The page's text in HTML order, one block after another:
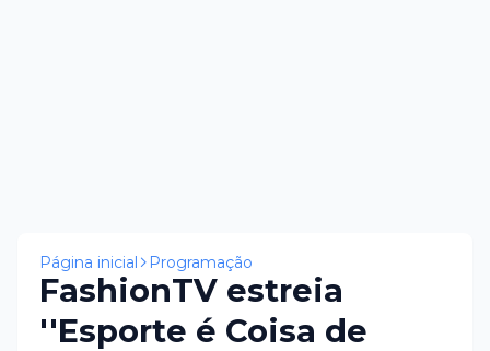
Página inicial Programação
FashionTV estreia
''Esporte é Coisa de